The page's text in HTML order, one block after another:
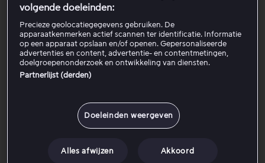
4. Controleer of alles up-to-date is
5. Probeer een ander apparaat of
browser
klantenservice en beschrijf:
volgende doeleinden:
Precieze geolocatiegegevens gebruiken. De
apparaatkenmerken actief scannen ter identificatie. Informatie
op een apparaat opslaan en/of openen. Gepersonaliseerde
advertenties en content, advertentie- en contentmetingen,
doelgroepenonderzoek en ontwikkeling van diensten.
Partnerlijst (derden)
Doeleinden weergeven
Alles afwijzen Akkoord